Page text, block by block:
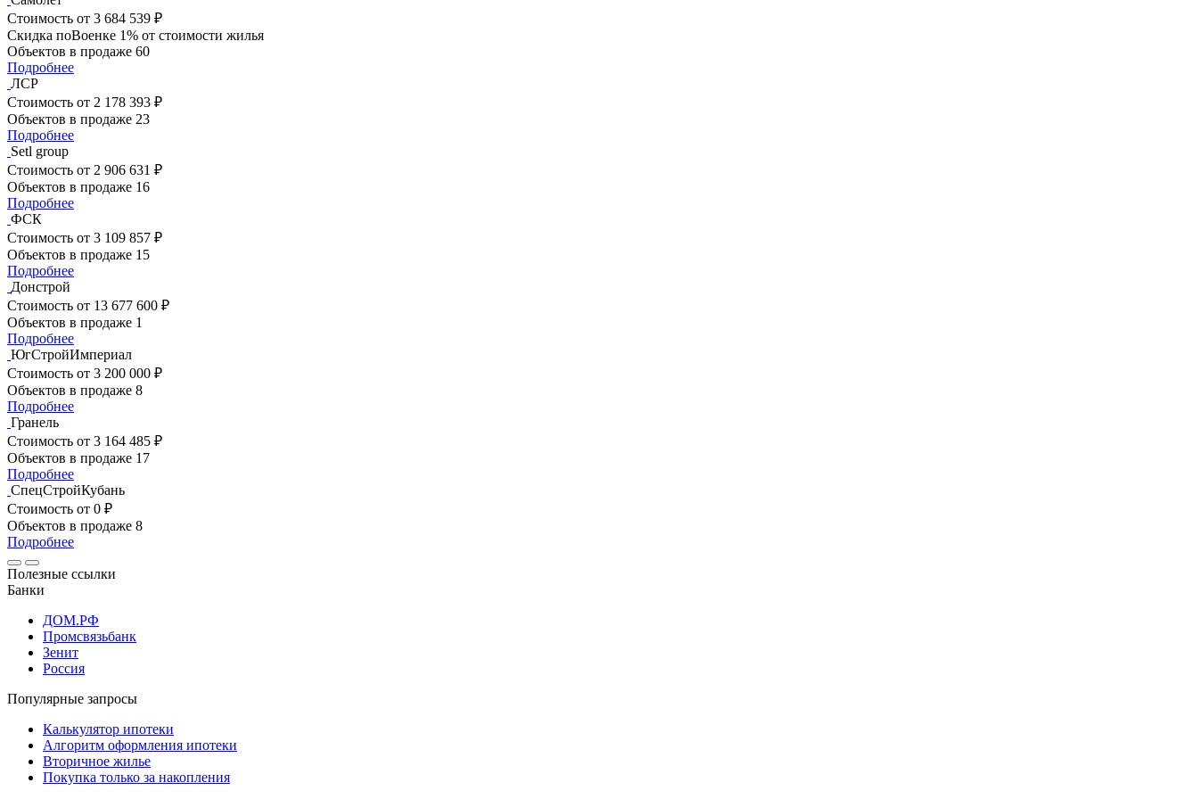
Стоимость от 3 684 539 ₽
Скидка поВоенке 1% от стоимости жилья
Объектов в продаже 60
Подробнее
ЛСР
Стоимость от 2 178 393 ₽
Объектов в продаже 23
Подробнее
Setl group
Стоимость от 2 906 631 ₽
Объектов в продаже 16
Подробнее
ФСК
Стоимость от 3 109 857 ₽
Объектов в продаже 15
Подробнее
Донстрой
Стоимость от 13 677 600 ₽
Объектов в продаже 1
Подробнее
ЮгСтройИмпериал
Стоимость от 3 200 000 ₽
Объектов в продаже 8
Подробнее
Гранель
Стоимость от 3 164 485 ₽
Объектов в продаже 17
Подробнее
СпецСтройКубань
Стоимость от 0 ₽
Объектов в продаже 8
Подробнее
Полезные ссылки
Банки
ДОМ.РФ
Промсвязьбанк
Зенит
Россия
Популярные запросы
Калькулятор ипотеки
Алгоритм оформления ипотеки
Вторичное жилье
Покупка только за накопления